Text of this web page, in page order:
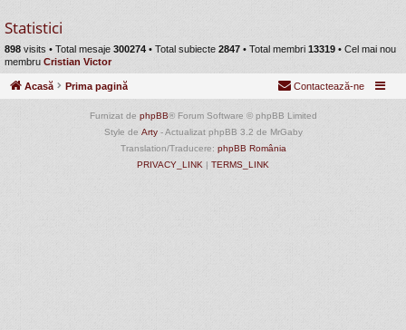
Statistici
898 visits • Total mesaje 300274 • Total subiecte 2847 • Total membri 13319 • Cel mai nou
membru Cristian Victor
Acasă Prima pagină Contactează-ne
Furnizat de phpBB® Forum Software © phpBB Limited
Style de Arty- Actualizat phpBB 3.2 de MrGaby
Translation/Traducere: phpBB România
PRIVACY_LINK | TERMS_LINK